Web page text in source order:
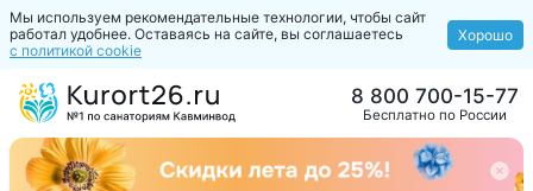
Мы используем рекомендательные технологии, чтобы сайт
работал удобнее. Оставаясь на сайте, вы соглашаетесь
с политикой cookie
Хорошо
Бесплатно по России
8 800 700-15-77